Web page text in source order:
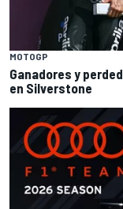
MOTOGP
Ganadores y
en Silverstone